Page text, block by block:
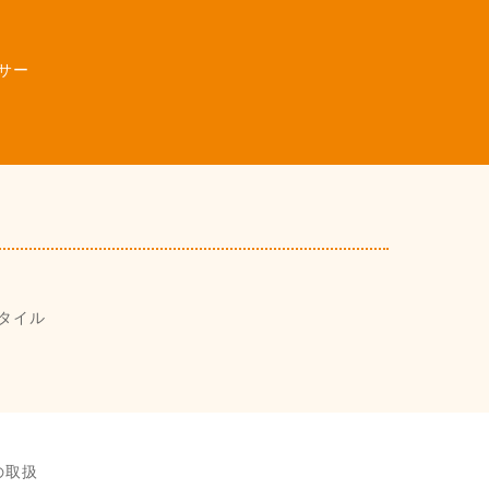
ー
イル
取扱